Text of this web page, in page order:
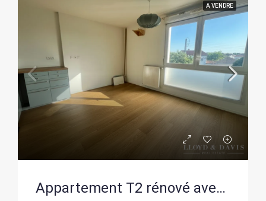
A VENDRE
Appartement T2 rénové avec loggia et parking à Bègles